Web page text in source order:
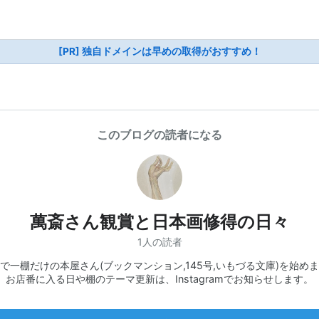
[PR] 独自ドメインは早めの取得がおすすめ！
このブログの読者になる
萬斎さん観賞と日本画修得の日々
1人の読者
一棚だけの本屋さん(ブックマンション,145号,いもづる文庫)を始め
お店番に入る日や棚のテーマ更新は、Instagramでお知らせします。